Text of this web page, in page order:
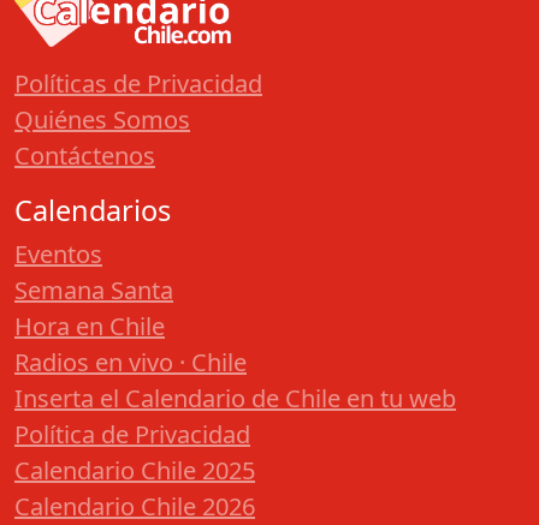
Políticas de Privacidad
Quiénes Somos
Contáctenos
Calendarios
Eventos
Semana Santa
Hora en Chile
Radios en vivo · Chile
Inserta el Calendario de Chile en tu web
Política de Privacidad
Calendario Chile 2025
Calendario Chile 2026